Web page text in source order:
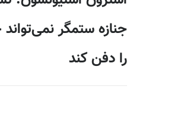
جنازه ستمگر
را دفن کند